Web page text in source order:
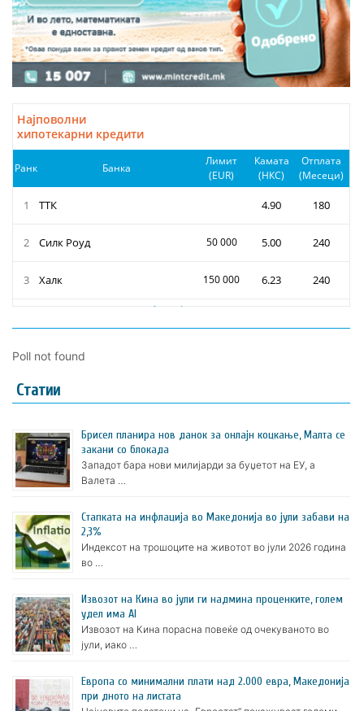
Poll not found
Статии
Брисел планира нов данок за онлајн коцкање, Малта се
закани со блокада
Западот бара нови милијарди за буџетот на ЕУ, а
Валета …
Стапката на инфлација во Македонија во јули забави на
2,3%
Индексот на трошоците на животот во јули 2026 година
во …
Извозот на Кина во јули ги надмина проценките, голем
удел има AI
Извозот на Кина порасна повеќе од очекуваното во
јули, иако …
Европа со минимални плати над 2.000 евра, Македонија
при дното на листата